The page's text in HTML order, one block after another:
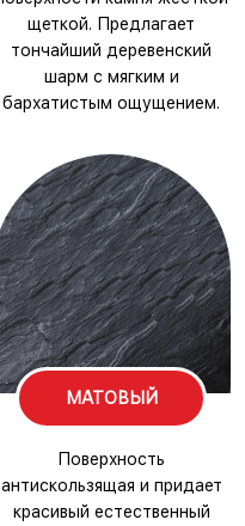
щеткой. Предлагает
тончайший деревенский
шарм с мягким и
бархатистым ощущением.
МАТОВЫЙ
Поверхность
антискользящая и придает
красивый естественный